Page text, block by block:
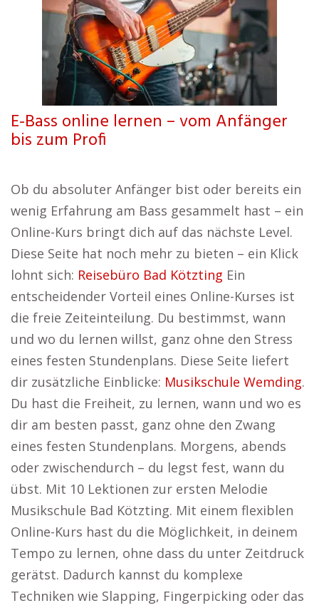
E-Bass online lernen – vom Anfänger
bis zum Profi
Ob du absoluter Anfänger bist oder bereits ein
wenig Erfahrung am Bass gesammelt hast – ein
Online-Kurs bringt dich auf das nächste Level.
Diese Seite hat noch mehr zu bieten – ein Klick
lohnt sich: Reisebüro Bad Kötzting Ein
entscheidender Vorteil eines Online-Kurses ist
die freie Zeiteinteilung. Du bestimmst, wann
und wo du lernen willst, ganz ohne den Stress
eines festen Stundenplans. Diese Seite liefert
dir zusätzliche Einblicke: Musikschule Wemding.
Du hast die Freiheit, zu lernen, wann und wo es
dir am besten passt, ganz ohne den Zwang
eines festen Stundenplans. Morgens, abends
oder zwischendurch – du legst fest, wann du
übst. Mit 10 Lektionen zur ersten Melodie
Musikschule Bad Kötzting. Mit einem flexiblen
Online-Kurs hast du die Möglichkeit, in deinem
Tempo zu lernen, ohne dass du unter Zeitdruck
gerätst. Dadurch kannst du komplexe
Techniken wie Slapping, Fingerpicking oder das